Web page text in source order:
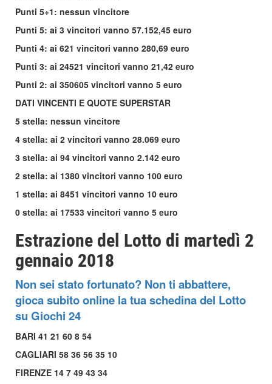
Punti 5+1: nessun vincitore
Punti 5: ai 3 vincitori vanno 57.152,45 euro
Punti 4: ai 621 vincitori vanno 280,69 euro
Punti 3: ai 24521 vincitori vanno 21,42 euro
Punti 2: ai 350605 vincitori vanno 5 euro
DATI VINCENTI E QUOTE SUPERSTAR
5 stella: nessun vincitore
4 stella: ai 2 vincitori vanno 28.069 euro
3 stella: ai 94 vincitori vanno 2.142 euro
2 stella: ai 1380 vincitori vanno 100 euro
1 stella: ai 8451 vincitori vanno 10 euro
0 stella: ai 17533 vincitori vanno 5 euro
Estrazione del Lotto di martedì 2
gennaio 2018
Non sei stato fortunato? Non ti abbattere,
gioca subito online la tua schedina del Lotto
su Giochi 24
BARI 41 21 60 8 54
CAGLIARI 58 36 56 35 10
FIRENZE 14 7 49 43 34